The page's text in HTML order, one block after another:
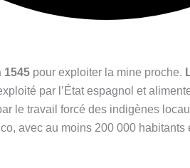
1545 pour exploiter la mine proche.
par l’État espagnol et
le travail forcé des indigènes
avec au moins 200 000 habitants